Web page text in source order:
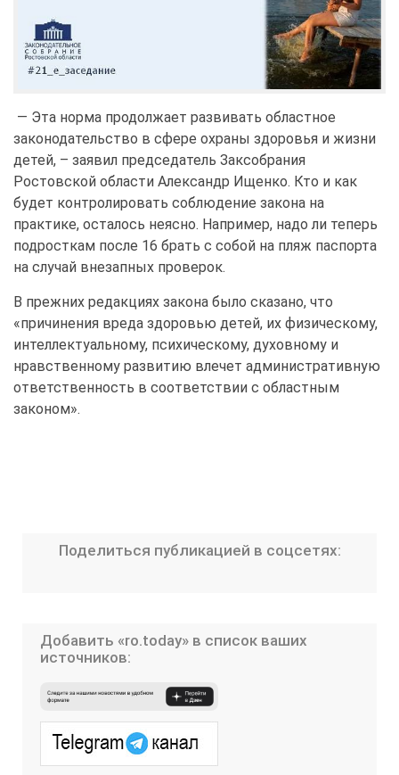
— Эта норма продолжает развивать областное
законодательство в сфере охраны здоровья и жизни
детей, – заявил председатель Заксобрания
Ростовской области Александр Ищенко. Кто и как
будет контролировать соблюдение закона на
практике, осталось неясно. Например, надо ли теперь
подросткам после 16 брать с собой на пляж паспорта
на случай внезапных проверок.
В прежних редакциях закона было сказано, что
«причинения вреда здоровью детей, их физическому,
интеллектуальному, психическому, духовному и
нравственному развитию влечет административную
ответственность в соответствии с областным
законом».
Поделиться публикацией в соцсетях:
Добавить «ro.today» в список ваших
источников: